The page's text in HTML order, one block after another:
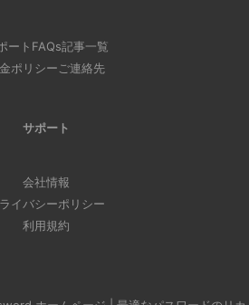
ート FAQs記事一覧
ポリシー ご連絡先
サポート
会社情報
イバシーポリシー
利用規約